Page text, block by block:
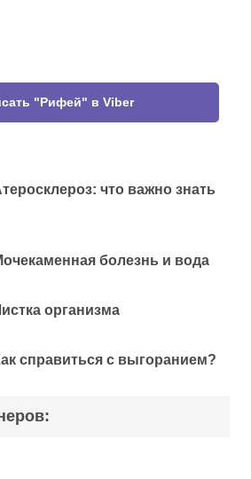
"Рифей" в Viber
что важно знать
болезнь и вода
организма
справиться с выгоранием?